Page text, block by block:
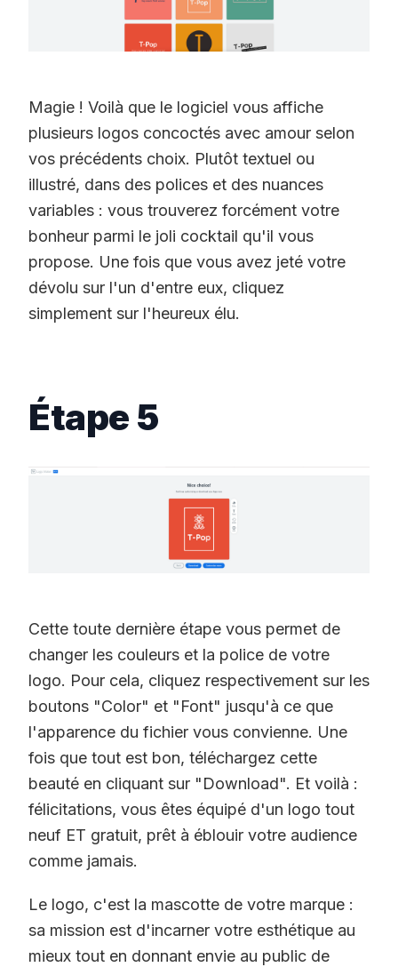
Magie ! Voilà que le logiciel vous affiche
plusieurs logos concoctés avec amour selon
vos précédents choix. Plutôt textuel ou
illustré, dans des polices et des nuances
variables : vous trouverez forcément votre
bonheur parmi le joli cocktail qu'il vous
propose. Une fois que vous avez jeté votre
dévolu sur l'un d'entre eux, cliquez
simplement sur l'heureux élu.
Étape 5
Cette toute dernière étape vous permet de
changer les couleurs et la police de votre
logo. Pour cela, cliquez respectivement sur les
boutons "Color" et "Font" jusqu'à ce que
l'apparence du fichier vous convienne. Une
fois que tout est bon, téléchargez cette
beauté en cliquant sur "Download". Et voilà :
félicitations, vous êtes équipé d'un logo tout
neuf ET gratuit, prêt à éblouir votre audience
comme jamais.
Le logo, c'est la mascotte de votre marque :
sa mission est d'incarner votre esthétique au
mieux tout en donnant envie au public de